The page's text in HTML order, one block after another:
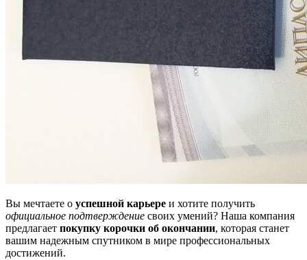
Вы мечтаете о успешной карьере и хотите получить
официальное подтверждение своих умений? Наша компания
предлагает покупку корочки об окончании, которая станет
вашим надежным спутником в мире профессиональных
достижений.